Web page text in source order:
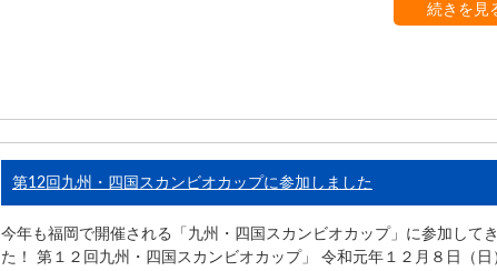
続きを見
第12回九州・四国スカンビオカップに参加しました
今年も福岡で開催される「九州・四国スカンビオカップ」に参加して
た！ 第１２回九州・四国スカンビオカップ」 令和元年１２月８日（日